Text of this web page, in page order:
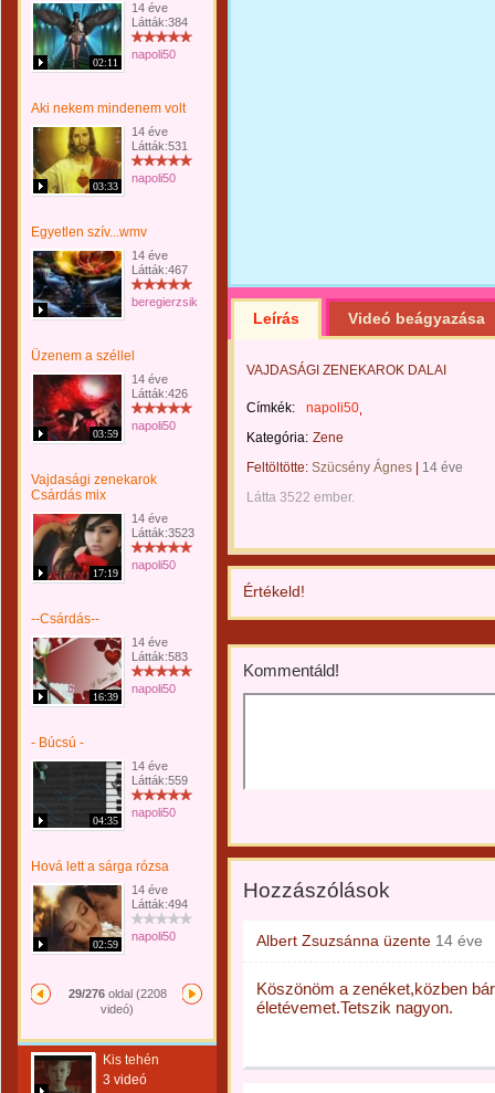
02:11
14 éve
Látták:384
napoli50
Aki nekem mindenem volt
03:33
14 éve
Látták:531
napoli50
Egyetlen szív...wmv
14 éve
Látták:467
beregierzsike
Üzenem a széllel
03:59
14 éve
Látták:426
napoli50
Vajdasági zenekarok
Csárdás mix
17:19
14 éve
Látták:3523
napoli50
--Csárdás--
16:39
14 éve
Látták:583
napoli50
- Búcsú -
04:35
14 éve
Látták:559
napoli50
Hová lett a sárga rózsa
02:59
14 éve
Látták:494
napoli50
29/276oldal (2208
videó)
Kis tehén
3 videó
Leírás Videó beágyazása
VAJDASÁGI ZENEKAROK DALAI
Címkék:
napoli50
Kategória: Zene
Feltöltötte: Szücsény Ágnes
14 éve
Látta 3522 ember.
Értékeld!
Kommentáld!
Hozzászólások
Albert Zsuzsánna üzente 14 éve
Köszönöm a zenéket,közben
életévemet.Tetszik nagyon.